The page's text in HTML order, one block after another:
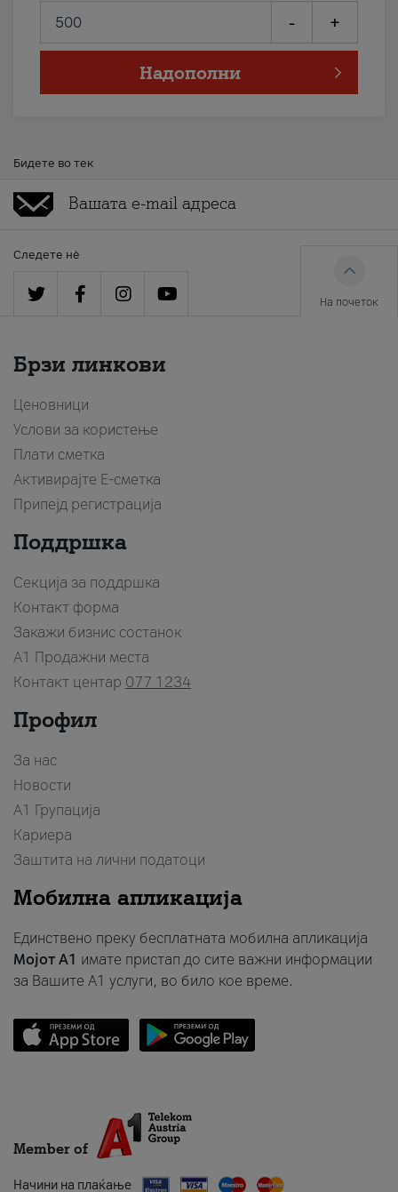
- +
Надополни
Бидете во тек
Следете нè
На почеток
Брзи линкови
Ценовници
Услови за користење
Плати сметка
Активирајте Е-сметка
Припејд регистрација
Поддршка
Секција за поддршка
Контакт форма
Закажи бизнис состанок
A1 Продажни места
Контакт центар 077 1234
Профил
За нас
Новости
А1 Групација
Кариера
Заштита на лични податоци
Мобилна апликација
Единствено преку бесплатната мобилна апликација
Мојот A1 имате пристап до сите важни информации
за Вашите A1 услуги, во било кое време.
Member of
Начини на плаќање